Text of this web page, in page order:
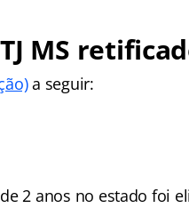
MS
a seguir:
2 anos no estado foi